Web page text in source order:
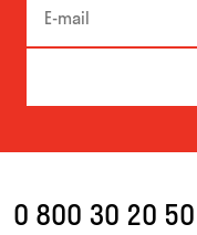
0 800 30 20 50